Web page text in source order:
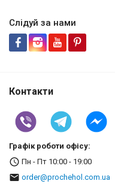
Слідуй за нами
Контакти
Графік роботи офісу:
Пн - Пт 10:00 - 19:00
order@prochehol.com.ua